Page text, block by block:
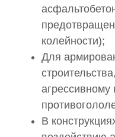
колейности);
Для
агрессивному
В